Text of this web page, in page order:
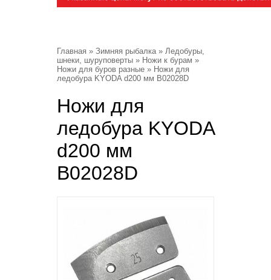
Главная » Зимняя рыбалка» Ледобуры,
шнеки, шуруповерты » Ножи к бурам »
Ножи для буров разные » Ножи для
ледобура KYODA d200 мм B02028D
Ножи для
ледобура KYODA
d200 мм
B02028D